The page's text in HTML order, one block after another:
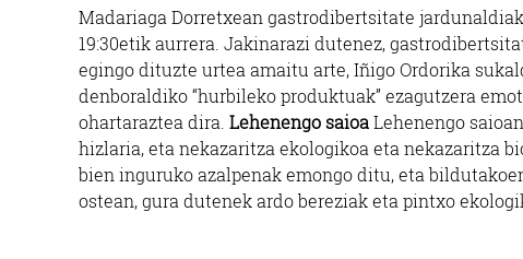
Madariaga Dorretxean gastrodibertsitate
19:30etik aurrera. Jakinarazi dutenez,
egingo dituzte urtea amaitu arte, Iñigo Ordorika
denboraldiko “hurbileko produktuak” ezagutzera
ohartaraztea dira. Lehenengo saioaLehenengo
hizlaria, eta nekazaritza ekologikoa eta nekazaritza
bien inguruko azalpenak emongo ditu, eta
ostean, gura dutenek ardo bereziak eta pintxo